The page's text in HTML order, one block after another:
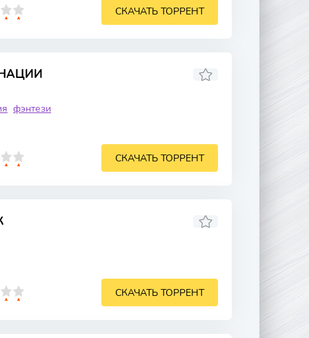
СКАЧАТЬ ТОРРЕНТ
фэнтези
СКАЧАТЬ ТОРРЕНТ
СКАЧАТЬ ТОРРЕНТ